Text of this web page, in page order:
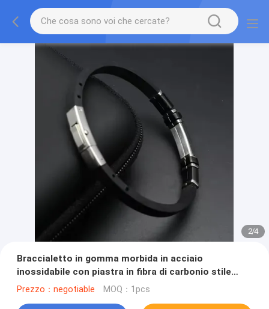
2/4
Braccialetto in gomma morbida in acciaio
inossidabile con piastra in fibra di carbonio stile
punk White Setting CZ Silicone Gioielli da uomo di
Prezzo：negotiable MOQ：1pcs